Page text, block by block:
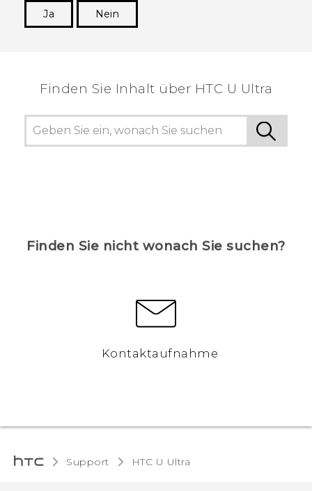
Ja
Nein
Finden Sie Inhalt über‎ HTC U Ultra
Finden Sie nicht wonach Sie suchen?
Kontaktaufnahme
Support HTC U Ultra‎